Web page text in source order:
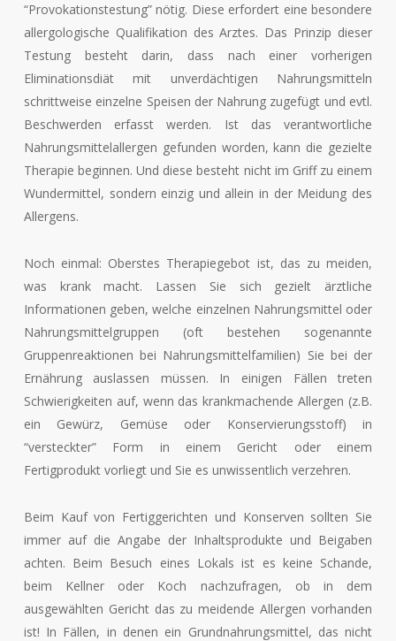
“Provokationstestung” nötig. Diese erfordert eine besondere
allergologische Qualifikation des Arztes. Das Prinzip dieser
Testung besteht darin, dass nach einer vorherigen
Eliminationsdiät mit unverdächtigen Nahrungsmitteln
schrittweise einzelne Speisen der Nahrung zugefügt und evtl.
Beschwerden erfasst werden. Ist das verantwortliche
Nahrungsmittelallergen gefunden worden, kann die gezielte
Therapie beginnen. Und diese besteht nicht im Griff zu einem
Wundermittel, sondern einzig und allein in der Meidung des
Allergens.
Noch einmal: Oberstes Therapiegebot ist, das zu meiden,
was krank macht. Lassen Sie sich gezielt ärztliche
Informationen geben, welche einzelnen Nahrungsmittel oder
Nahrungsmittelgruppen (oft bestehen sogenannte
Gruppenreaktionen bei Nahrungsmittelfamilien) Sie bei der
Ernährung auslassen müssen. In einigen Fällen treten
Schwierigkeiten auf, wenn das krankmachende Allergen (z.B.
ein Gewürz, Gemüse oder Konservierungsstoff) in
“versteckter” Form in einem Gericht oder einem
Fertigprodukt vorliegt und Sie es unwissentlich verzehren.
Beim Kauf von Fertiggerichten und Konserven sollten Sie
immer auf die Angabe der Inhaltsprodukte und Beigaben
achten. Beim Besuch eines Lokals ist es keine Schande,
beim Kellner oder Koch nachzufragen, ob in dem
ausgewählten Gericht das zu meidende Allergen vorhanden
ist! In Fällen, in denen ein Grundnahrungsmittel, das nicht